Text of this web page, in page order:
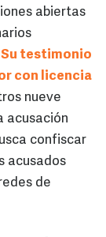
abiertas
Su testimonio
con licencia
nueve
acusación
confiscar
acusados
de